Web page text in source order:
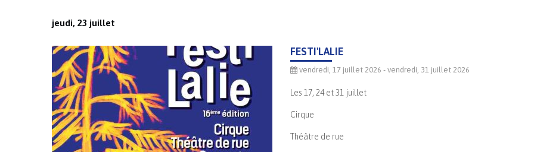
jeudi, 23 juillet
FESTI'LALIE
vendredi, 17 juillet 2026 - vendredi, 31 juillet 2026
Les 17, 24 et 31 juillet
Cirque
Théâtre de rue